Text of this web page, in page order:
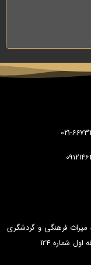
021-
میراث فرهنگی و گردشگری
شماره 124